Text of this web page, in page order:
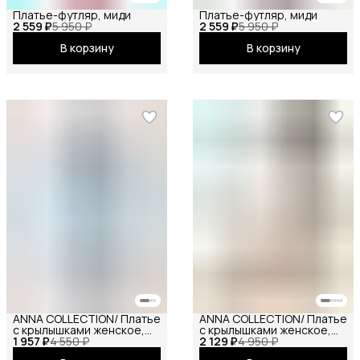
2 559 ₽5 950 ₽
Платье-футляр, миди
В корзину
2 559 ₽5 950 ₽
Платье-футляр, миди
В корзину
1 957 ₽4 550 ₽
ANNA COLLECTION/ Платье
с крылышками женское,
платье вечернее, 2 129 ₽4 950 ₽
ANNA COLLECTION/ Платье
с крылышками женское,
платье вечернее,